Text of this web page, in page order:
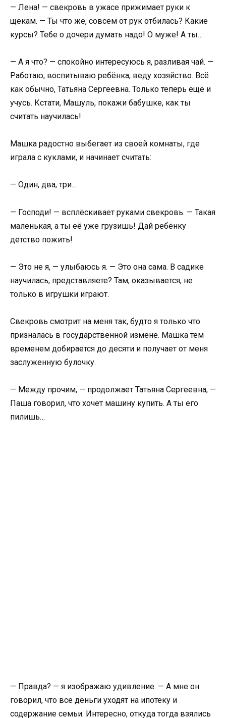
— Лена! — свекровь в ужасе прижимает руки к
щекам. — Ты что же, совсем от рук отбилась? Какие
курсы? Тебе о дочери думать надо! О муже! А ты…
— А я что? — спокойно интересуюсь я, разливая чай. —
Работаю, воспитываю ребёнка, веду хозяйство. Всё
как обычно, Татьяна Сергеевна. Только теперь ещё и
учусь. Кстати, Машуль, покажи бабушке, как ты
считать научилась!
Машка радостно выбегает из своей комнаты, где
играла с куклами, и начинает считать:
— Один, два, три…
— Господи! — всплёскивает руками свекровь. — Такая
маленькая, а ты её уже грузишь! Дай ребёнку
детство пожить!
— Это не я, — улыбаюсь я. — Это она сама. В садике
научилась, представляете? Там, оказывается, не
только в игрушки играют.
Свекровь смотрит на меня так, будто я только что
призналась в государственной измене. Машка тем
временем добирается до десяти и получает от меня
заслуженную булочку.
— Между прочим, — продолжает Татьяна Сергеевна, —
Паша говорил, что хочет машину купить. А ты его
пилишь…
— Правда? — я изображаю удивление. — А мне он
говорил, что все деньги уходят на ипотеку и
содержание семьи. Интересно, откуда тогда взялись